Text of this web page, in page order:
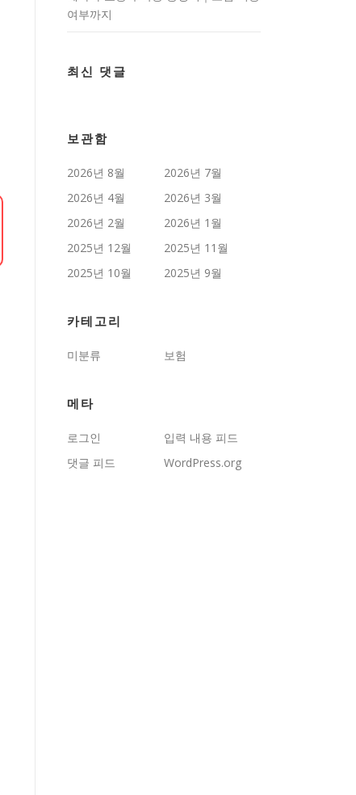
여부까지
최신 댓글
보관함
2026년 8월
2026년 7월
2026년 4월
2026년 3월
2026년 2월
2026년 1월
2025년 12월
2025년 11월
2025년 10월
2025년 9월
카테고리
미분류 보험
메타
로그인
입력 내용 피드
댓글 피드
WordPress.org